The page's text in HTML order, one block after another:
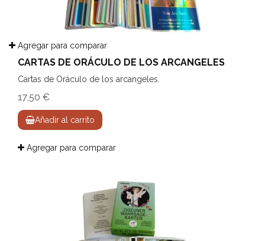
Agregar para comparar
CARTAS DE ORÁCULO DE LOS ARCANGELES
Cartas de Oráculo de los arcangeles.
17,50 €
Añadir al carrito
Agregar para comparar